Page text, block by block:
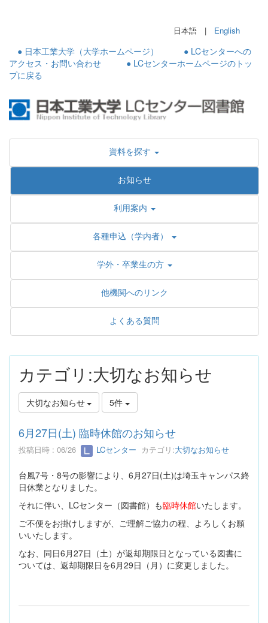
日本語 | English
● 日本工業大学（大学ホームページ）
● LCセンターへの
アクセス・お問い合わせ
● LCセンターホームページのトッ
プに戻る
資料を探す
お知らせ
利用案内
各種申込（学内者）
学外・卒業生の方
他機関へのリンク
よくある質問
カテゴリ:大切なお知らせ
大切なお知らせ 5件
6月27日(土) 臨時休館のお知らせ
投稿日時 : 06/26 LCセンター カテゴリ:大切なお知らせ
台風7号・8号の影響により、6月27日(土)は埼玉キャンパス終
日休業となりました。
それに伴い、LCセンター（図書館）も臨時休館いたします。
ご不便をお掛けしますが、ご理解ご協力の程、よろしくお願
いいたします。
なお、同日6月27日（土）が返却期限日となっている図書に
ついては、返却期限日を6月29日（月）に変更しました。